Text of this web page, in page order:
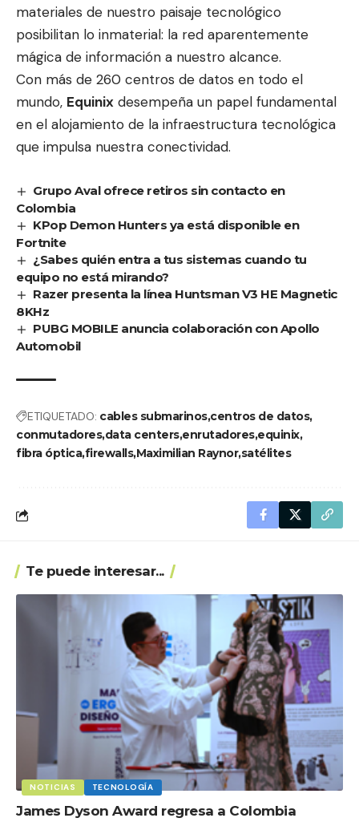
materiales de nuestro paisaje tecnológico
posibilitan lo inmaterial: la red aparentemente
mágica de información a nuestro alcance.
Con más de 260 centros de datos en todo el
mundo, Equinix desempeña un papel fundamental
en el alojamiento de la infraestructura tecnológica
que impulsa nuestra conectividad.
Grupo Aval ofrece retiros sin contacto en
Colombia
KPop Demon Hunters ya está disponible en
Fortnite
¿Sabes quién entra a tus sistemas cuando tu
equipo no está mirando?
Razer presenta la línea Huntsman V3 HE Magnetic
8KHz
PUBG MOBILE anuncia colaboración con Apollo
Automobil
ETIQUETADO: cables submarinoscentros de datos
conmutadoresdata centersenrutadoresequinix
fibra ópticafirewallsMaximilian Raynorsatélites
Te puede interesar...
NOTICIAS TECNOLOGÍA
James Dyson Award regresa a Colombia